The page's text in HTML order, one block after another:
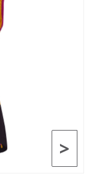
>